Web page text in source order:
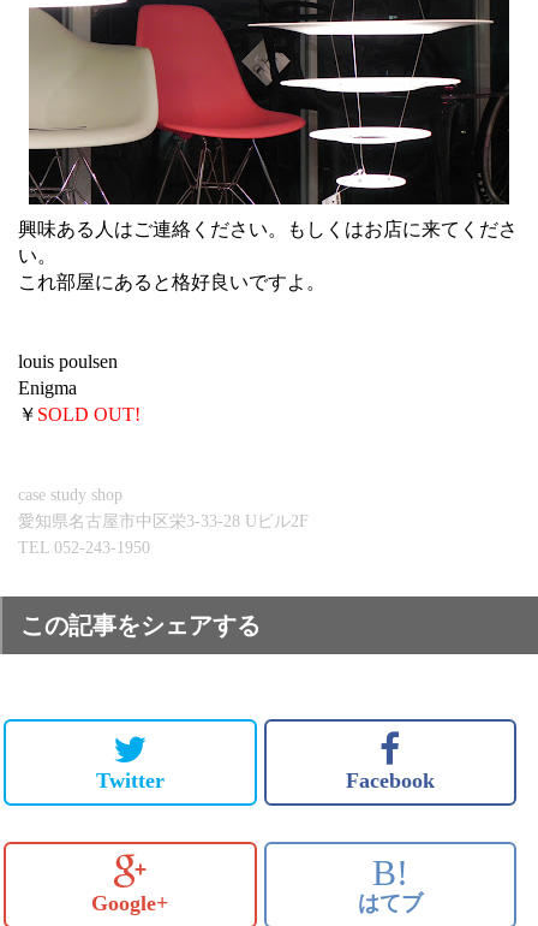
興味ある人はご連絡ください。もしくはお店に来てくださ
い。
これ部屋にあると格好良いですよ。
louis poulsen
Enigma
￥ SOLD OUT!
case study shop
愛知県名古屋市中区栄3-33-28 Uビル2F
TEL 052-243-1950
この記事をシェアする
Twitter Facebook
Google+
B!
はてブ